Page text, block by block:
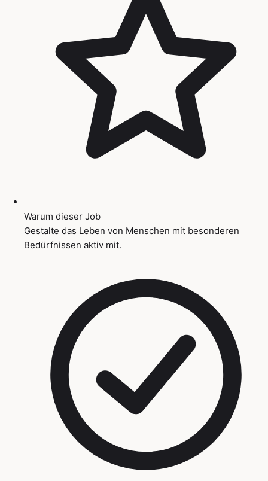
Warum dieser Job
Gestalte das Leben von Menschen mit besonderen
Bedürfnissen aktiv mit.